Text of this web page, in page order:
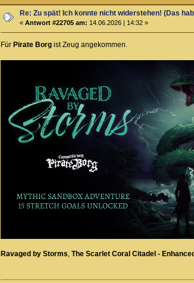
Re: Zu spät! Ich konnte nicht widerstehen! (Das
«Antwort #22705 am: 14.06.2026 | 14:32 »
Für Pirate Borgist Zeug angekommen.
Ravaged by Storms, The Scarlet Coral Citadel -